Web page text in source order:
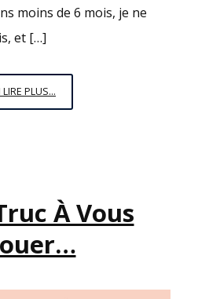
moins de 6 mois, je ne
et […]
LIRE PLUS...
VOUS
À Vous